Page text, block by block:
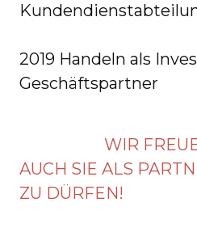
2019 Handeln als
Geschäftspartner
WIR FREUEN
AUCH SIE ALS
ZU DÜRFEN!